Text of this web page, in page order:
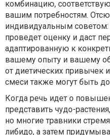
комбинацию,
вашим потребностям.
индивидуальным
проведет оценку и даст
адаптированную к
вашему опыту и вашему
от диетических привычек
смеси также могут быть
Когда речь идет о
представить чудо-
но многие травники
либидо, а затем